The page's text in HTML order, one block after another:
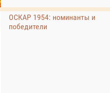
ОСКАР 1954: номинанты и
победители